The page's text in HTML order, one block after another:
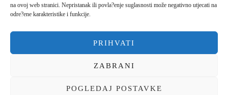
na ovoj web stranici. Nepristanak ili povla?enje suglasnosti može negativno utjecati na
odre?ene karakteristike i funkcije.
PRIHVATI
ZABRANI
POGLEDAJ POSTAVKE
Tik Tok